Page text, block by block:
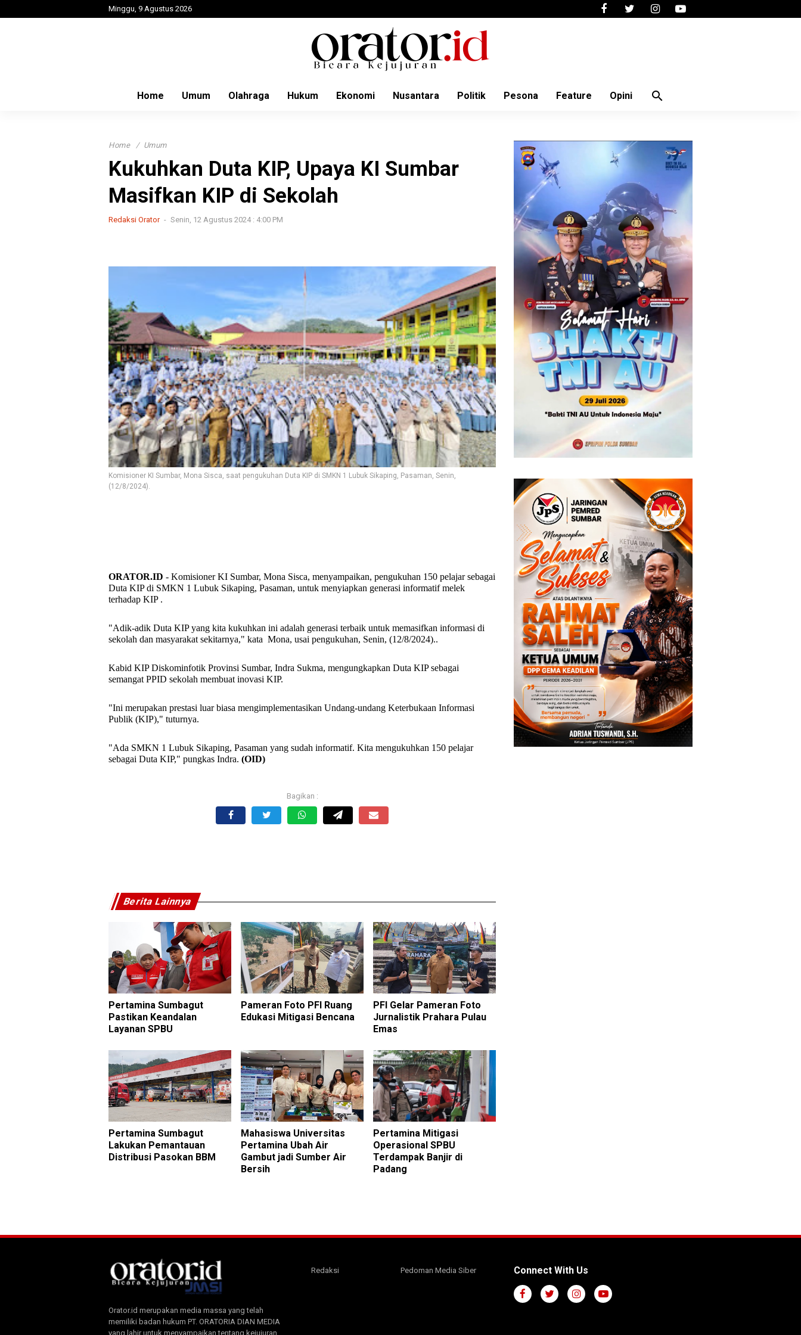
Minggu, 9 Agustus 2026
Home Umum Olahraga Hukum Ekonomi Nusantara Politik Pesona Feature Opini search
Home Umum
Kukuhkan Duta KIP, Upaya KI Sumbar
Masifkan KIP di Sekolah
Redaksi Orator Senin, 12 Agustus 2024 : 4:00 PM
Komisioner KI Sumbar, Mona Sisca, saat pengukuhan Duta KIP di SMKN 1 Lubuk Sikaping, Pasaman, Senin,
(12/8/2024).
ORATOR.ID - Komisioner KI Sumbar, Mona Sisca, menyampaikan, pengukuhan 150 pelajar sebagai
Duta KIP di SMKN 1 Lubuk Sikaping, Pasaman, untuk menyiapkan generasi informatif melek
terhadap KIP .
"Adik-adik Duta KIP yang kita kukuhkan ini adalah generasi terbaik untuk memasifkan informasi di
sekolah dan masyarakat sekitarnya," kata Mona, usai pengukuhan, Senin, (12/8/2024)..
Kabid KIP Diskominfotik Provinsi Sumbar, Indra Sukma, mengungkapkan Duta KIP sebagai
semangat PPID sekolah membuat inovasi KIP.
"Ini merupakan prestasi luar biasa mengimplementasikan Undang-undang Keterbukaan Informasi
Publik (KIP)," tuturnya.
"Ada SMKN 1 Lubuk Sikaping, Pasaman yang sudah informatif. Kita mengukuhkan 150 pelajar
sebagai Duta KIP," pungkas Indra. (OID)
Berita Lainnya
Pertamina Sumbagut
Pastikan Keandalan
Layanan SPBU
Pameran Foto PFI Ruang
Edukasi Mitigasi Bencana
PFI Gelar Pameran Foto
Jurnalistik Prahara Pulau
Emas
Pertamina Sumbagut
Lakukan Pemantauan
Distribusi Pasokan BBM
Mahasiswa Universitas
Pertamina Ubah Air
Gambut jadi Sumber Air
Bersih
Pertamina Mitigasi
Operasional SPBU
Terdampak Banjir di
Padang
Orator.id merupakan media massa yang telah
memiliki badan hukum PT. ORATORIA DIAN MEDIA
yang lahir untuk menyampaikan tentang kejujuran
Redaksi Pedoman Media Siber Connect With Us